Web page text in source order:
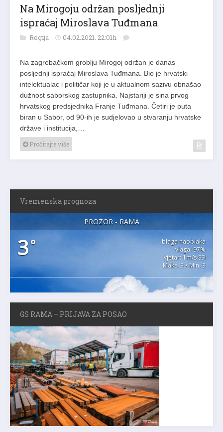
Na Mirogoju održan posljednji
ispraćaj Miroslava Tuđmana
Regija 04.02.2021. 22:01h
Na zagrebačkom groblju Mirogoj održan je danas
posljednji ispraćaj Miroslava Tuđmana. Bio je hrvatski
intelektualac i političar koji je u aktualnom sazivu obnašao
dužnost saborskog zastupnika. Najstariji je sina prvog
hrvatskog predsjednika Franje Tuđmana. Četiri je puta
biran u Sabor, od 90-ih je sudjelovao u stvaranju hrvatske
države i institucija,…
Pročitajte više
Vremenska prognoza
PROZOR - RAMA
3°
blaga naoblaka
vlaga: 97%
vjetar: 1m/s SSI
Maks. 3 • Min. 3
GS RAMA – PRIJAVA ZA POSAO